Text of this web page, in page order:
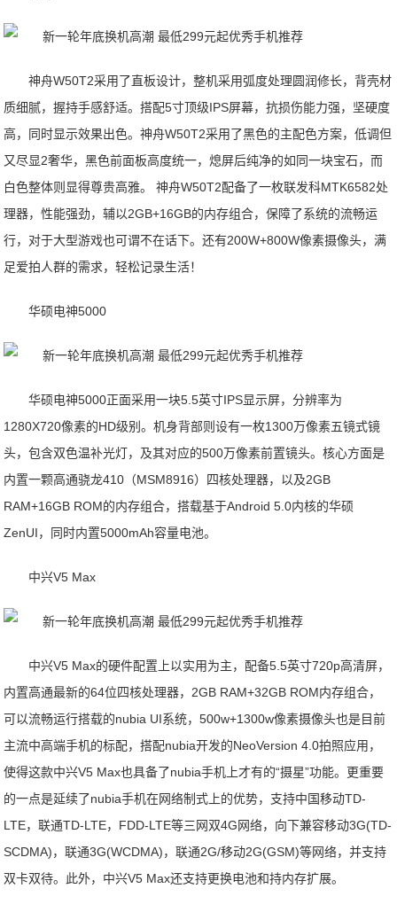
神舟W50T2采用了直板设计，整机采用弧度处理圆润修长，背壳材
质细腻，握持手感舒适。搭配5寸顶级IPS屏幕，抗损伤能力强，坚硬度
高，同时显示效果出色。神舟W50T2采用了黑色的主配色方案，低调但
又尽显2奢华，黑色前面板高度统一，熄屏后纯净的如同一块宝石，而
白色整体则显得尊贵高雅。 神舟W50T2配备了一枚联发科MTK6582处
理器，性能强劲，辅以2GB+16GB的内存组合，保障了系统的流畅运
行，对于大型游戏也可谓不在话下。还有200W+800W像素摄像头，满
足爱拍人群的需求，轻松记录生活！
华硕电神5000
华硕电神5000正面采用一块5.5英寸IPS显示屏，分辨率为
1280X720像素的HD级别。机身背部则设有一枚1300万像素五镜式镜
头，包含双色温补光灯，及其对应的500万像素前置镜头。核心方面是
内置一颗高通骁龙410（MSM8916）四核处理器，以及2GB
RAM+16GB ROM的内存组合，搭载基于Android 5.0内核的华硕
ZenUI，同时内置5000mAh容量电池。
中兴V5 Max
中兴V5 Max的硬件配置上以实用为主，配备5.5英寸720p高清屏，
内置高通最新的64位四核处理器，2GB RAM+32GB ROM内存组合，
可以流畅运行搭载的nubia UI系统，500w+1300w像素摄像头也是目前
主流中高端手机的标配，搭配nubia开发的NeoVersion 4.0拍照应用，
使得这款中兴V5 Max也具备了nubia手机上才有的“摄星”功能。更重要
的一点是延续了nubia手机在网络制式上的优势，支持中国移动TD-
LTE，联通TD-LTE，FDD-LTE等三网双4G网络，向下兼容移动3G(TD-
SCDMA)，联通3G(WCDMA)，联通2G/移动2G(GSM)等网络，并支持
双卡双待。此外，中兴V5 Max还支持更换电池和持内存扩展。